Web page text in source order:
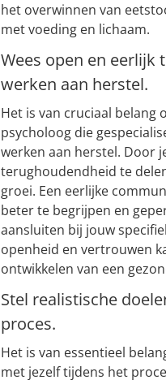
het overwinnen van
met voeding en lichaam.
Wees open en eerlijk
werken aan herstel.
Het is van cruciaal belang
psycholoog die
werken aan herstel. Door
terughoudendheid te
groei. Een eerlijke
beter te begrijpen en
aansluiten bij jouw
openheid en vertrouwen
ontwikkelen van een
Stel realistische
proces.
Het is van essentieel
met jezelf tijdens het